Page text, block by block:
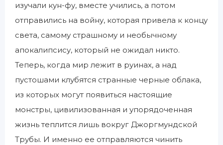
изучали кун-фу, вместе учились, а потом
отправились на войну, которая привела к концу
света, самому страшному и необычному
апокалипсису, который не ожидал никто.
Теперь, когда мир лежит в руинах, а над
пустошами клубятся странные черные облака,
из которых могут появиться настоящие
монстры, цивилизованная и упорядоченная
жизнь теплится лишь вокруг Джоргмундской
Трубы. И именно ее отправляются чинить